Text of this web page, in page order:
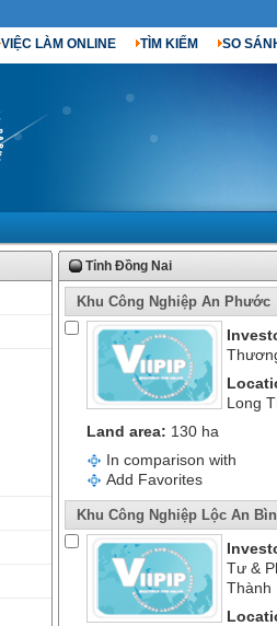
VIỆC LÀM ONLINE TÌM KIẾM SO
Tỉnh Đồng Nai
Khu Công Nghiệp An Phước
Long
Land area: 130 ha
In comparison with
Add Favorites
Khu Công Nghiệp Lộc An
Tư &
Thành